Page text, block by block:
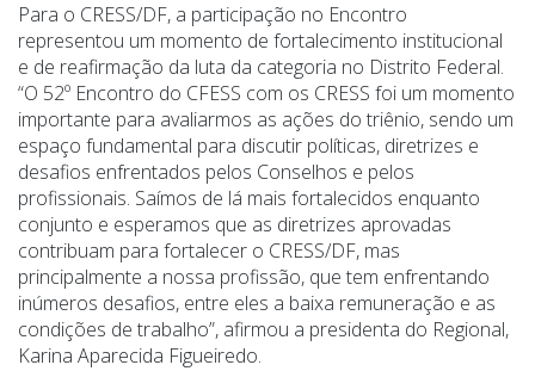
Para o CRESS/DF, a participação no Encontro
representou um momento de fortalecimento institucional
e de reafirmação da luta da categoria no Distrito Federal.
“O 52º Encontro do CFESS com os CRESS foi um momento
importante para avaliarmos as ações do triênio, sendo um
espaço fundamental para discutir políticas, diretrizes e
desafios enfrentados pelos Conselhos e pelos
profissionais. Saímos de lá mais fortalecidos enquanto
conjunto e esperamos que as diretrizes aprovadas
contribuam para fortalecer o CRESS/DF, mas
principalmente a nossa profissão, que tem enfrentando
inúmeros desafios, entre eles a baixa remuneração e as
condições de trabalho”, afirmou a presidenta do Regional,
Karina Aparecida Figueiredo.